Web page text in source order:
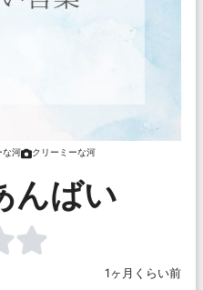
な河 クリーミーな河
んばい
1ヶ月くらい前